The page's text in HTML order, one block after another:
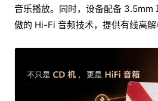
音乐播放。同时，设备配备 3.5mm
傲的 Hi-Fi 音频技术，提供有线高解